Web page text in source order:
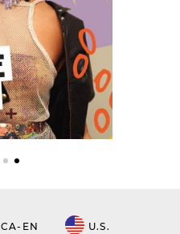
CA-EN U.S.